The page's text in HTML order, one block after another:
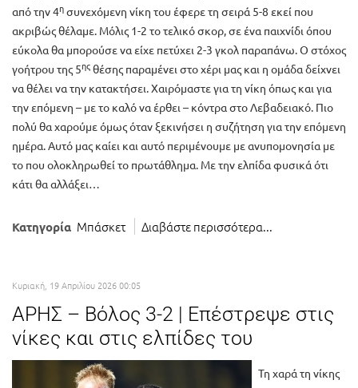
από την 4ησυνεχόμενη νίκη του έφερε τη σειρά 5-8 εκεί που
ακριβώς θέλαμε. Μόλις 1-2 το τελικό σκορ, σε ένα παιχνίδι όπου
εύκολα θα μπορούσε να είχε πετύχει 2-3 γκολ παραπάνω. Ο στόχος
γοήτρου της 5ηςθέσης παραμένει στο χέρι μας και η ομάδα δείχνει
να θέλει να την κατακτήσει. Χαιρόμαστε για τη νίκη όπως και για
την επόμενη – με το καλό να έρθει – κόντρα στο Λεβαδειακό. Πιο
πολύ θα χαρούμε όμως όταν ξεκινήσει η συζήτηση για την επόμενη
ημέρα. Αυτό μας καίει και αυτό περιμένουμε με ανυπομονησία με
το που ολοκληρωθεί το πρωτάθλημα. Με την ελπίδα φυσικά ότι
κάτι θα αλλάξει…
Κατηγορία Μπάσκετ Διαβάστε περισσότερα...
Κυριακή, 19 Απριλίου 2026 00:05
ΑΡΗΣ – Βόλος 3-2 | Επέστρεψε στις
νίκες και στις ελπίδες του
Τη χαρά τη νίκης